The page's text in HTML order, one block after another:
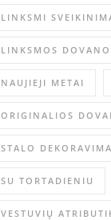
LINKSMI
LINKSMOS
NAUJIEJI METAI
ORIGINALIOS
STALO
SU TORTADIENIU
VESTUVIŲ